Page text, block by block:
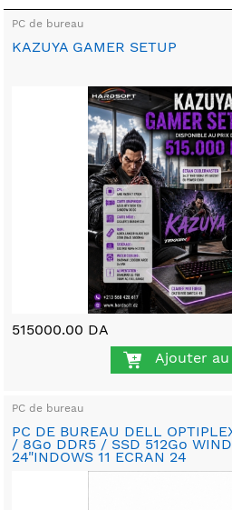
PC de bureau
KAZUYA GAMER SETUP
515000.00 DA
Ajouter
PC de bureau
PC DE BUREAU DELL
/ 8Go DDR5 / SSD 512Go
24"INDOWS 11 ECRAN 24